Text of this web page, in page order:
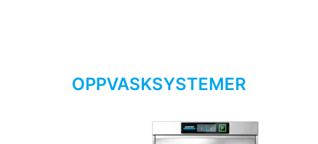
OPPVASKSYSTEMER